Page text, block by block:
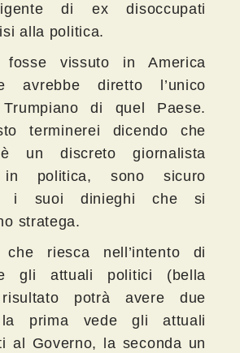
di ex disoccupati
alla politica.
fosse vissuto in America
avrebbe diretto l’unico
Trumpiano di quel Paese.
terminerei dicendo che
un discreto giornalista
in politica, sono sicuro
i suoi dinieghi che si
stratega.
riesca nell’intento di
gli attuali politici (bella
potrà avere due
la prima vede gli attuali
al Governo, la seconda un